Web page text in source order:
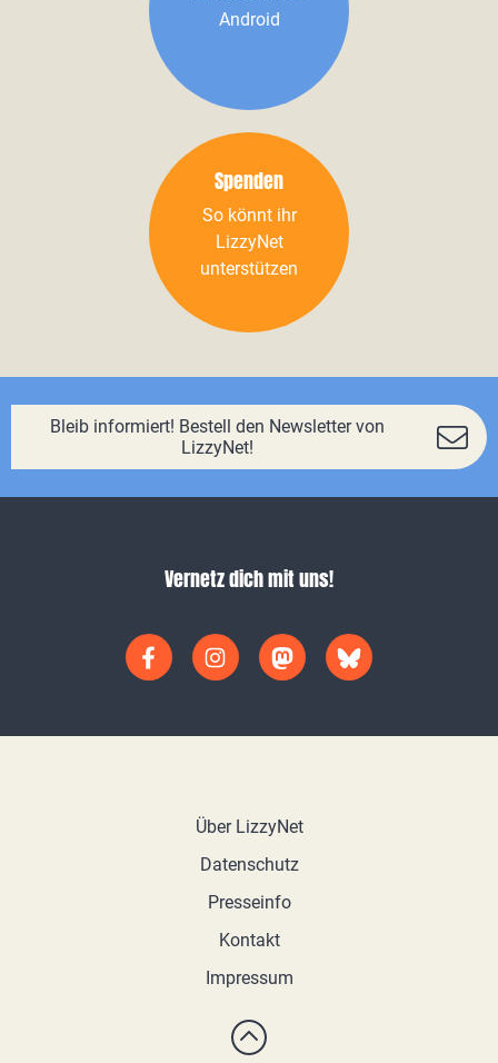
Android
Spenden
So könnt ihr
LizzyNet
unterstützen
Bleib informiert! Bestell den Newsletter von
LizzyNet!
Vernetz dich mit uns!
Über LizzyNet
Datenschutz
Presseinfo
Kontakt
Impressum